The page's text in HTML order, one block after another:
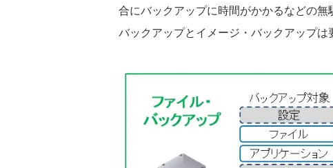
合にバックアップに時間がかかるなどの
バックアップとイメージ・バックアップは